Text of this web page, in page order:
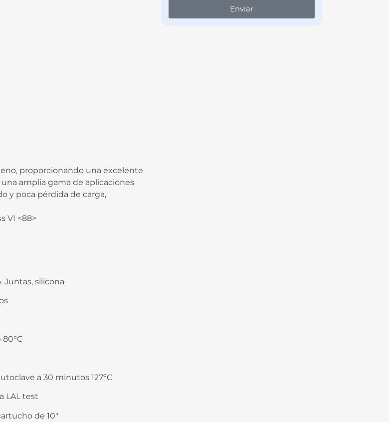
proporcionando una excelente
amplia gama de aplicaciones
y poca pérdida de carga,
VI <88>
Juntas, silicona
80°C
a 30 minutos 127ºC
LAL test
de 10″
Enviar